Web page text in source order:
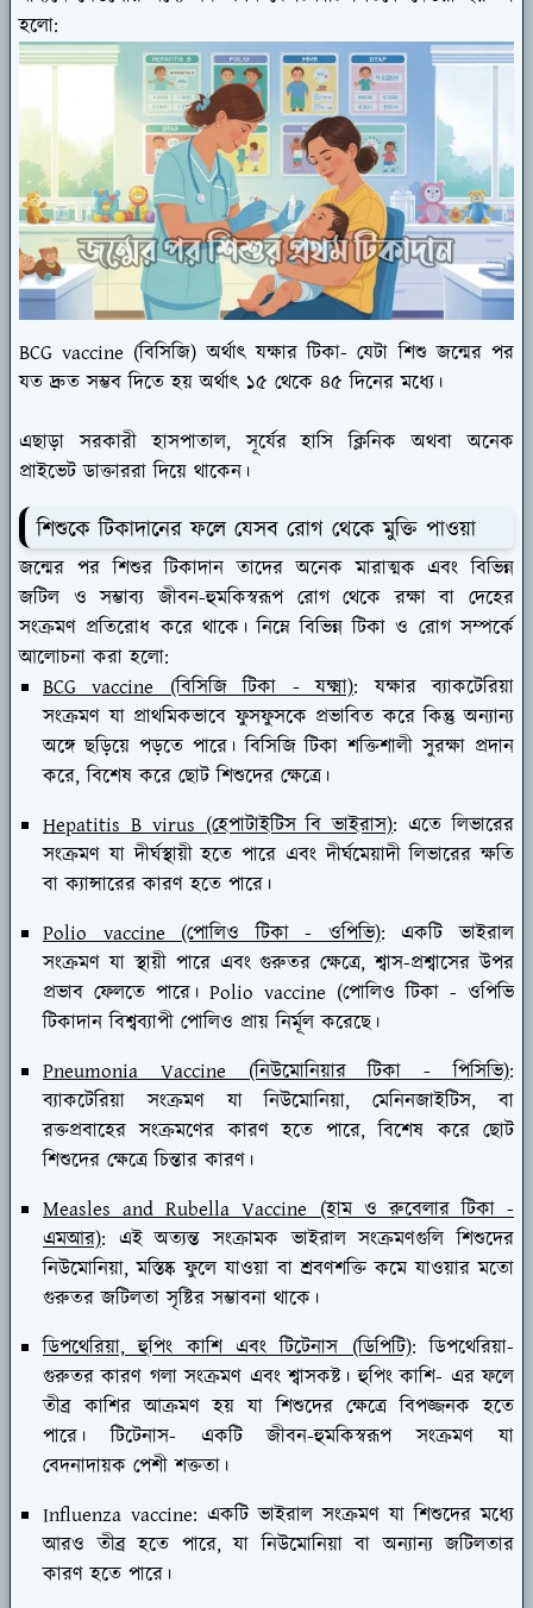
হলো:
BCG vaccine (বিসিজি) অর্থাৎ যক্ষার টিকা- যেটা শিশু জন্মের পর
যত দ্রুত সম্ভব দিতে হয় অর্থাৎ ১৫ থেকে ৪৫ দিনের মধ্যে।
এছাড়া সরকারী হাসপাতাল, সূর্যের হাসি ক্লিনিক অথবা অনেক
প্রাইভেট ডাক্তাররা দিয়ে থাকেন।
শিশুকে টিকাদানের ফলে যেসব রোগ থেকে মুক্তি পাওয়া
জন্মের পর শিশুর টিকাদান তাদের অনেক মারাত্মক এবং বিভিন্ন
জটিল ও সম্ভাব্য জীবন-হুমকিস্বরূপ রোগ থেকে রক্ষা বা দেহের
সংক্রমণ প্রতিরোধ করে থাকে। নিম্নে বিভিন্ন টিকা ও রোগ সম্পর্কে
আলোচনা করা হলো:
BCG vaccine (বিসিজি টিকা - যক্ষ্মা): যক্ষার ব্যাকটেরিয়া
সংক্রমণ যা প্রাথমিকভাবে ফুসফুসকে প্রভাবিত করে কিন্তু অন্যান্য
অঙ্গে ছড়িয়ে পড়তে পারে। বিসিজি টিকা শক্তিশালী সুরক্ষা প্রদান
করে, বিশেষ করে ছোট শিশুদের ক্ষেত্রে।
Hepatitis B virus (হেপাটাইটিস বি ভাইরাস): এতে লিভারের
সংক্রমণ যা দীর্ঘস্থায়ী হতে পারে এবং দীর্ঘমেয়াদী লিভারের ক্ষতি
বা ক্যান্সারের কারণ হতে পারে।
Polio vaccine (পোলিও টিকা - ওপিভি): একটি ভাইরাল
সংক্রমণ যা স্থায়ী পারে এবং গুরুতর ক্ষেত্রে, শ্বাস-প্রশ্বাসের উপর
প্রভাব ফেলতে পারে। Polio vaccine (পোলিও টিকা - ওপিভি
টিকাদান বিশ্বব্যাপী পোলিও প্রায় নির্মূল করেছে।
Pneumonia Vaccine (নিউমোনিয়ার টিকা - পিসিভি):
ব্যাকটেরিয়া সংক্রমণ যা নিউমোনিয়া, মেনিনজাইটিস, বা
রক্তপ্রবাহের সংক্রমণের কারণ হতে পারে, বিশেষ করে ছোট
শিশুদের ক্ষেত্রে চিন্তার কারণ।
Measles and Rubella Vaccine (হাম ও রুবেলার টিকা -
এমআর): এই অত্যন্ত সংক্রামক ভাইরাল সংক্রমণগুলি শিশুদের
নিউমোনিয়া, মস্তিষ্ক ফুলে যাওয়া বা শ্রবণশক্তি কমে যাওয়ার মতো
গুরুতর জটিলতা সৃষ্টির সম্ভাবনা থাকে।
ডিপথেরিয়া, হুপিং কাশি এবং টিটেনাস (ডিপিটি): ডিপথেরিয়া-
গুরুতর কারণ গলা সংক্রমণ এবং শ্বাসকষ্ট। হুপিং কাশি- এর ফলে
তীব্র কাশির আক্রমণ হয় যা শিশুদের ক্ষেত্রে বিপজ্জনক হতে
পারে। টিটেনাস- একটি জীবন-হুমকিস্বরূপ সংক্রমণ যা
বেদনাদায়ক পেশী শক্ততা।
Influenza vaccine: একটি ভাইরাল সংক্রমণ যা শিশুদের মধ্যে
আরও তীব্র হতে পারে, যা নিউমোনিয়া বা অন্যান্য জটিলতার
কারণ হতে পারে।